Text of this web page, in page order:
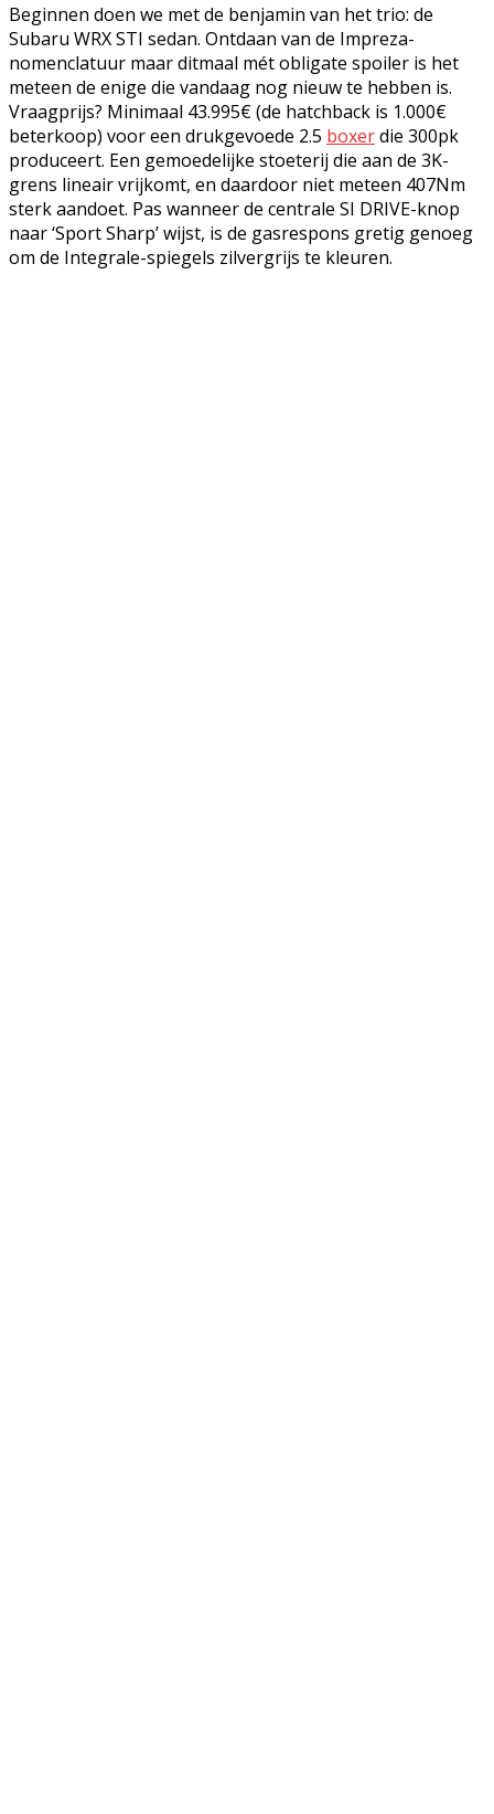
Beginnen doen we met de benjamin van het trio: de
Subaru WRX STI sedan. Ontdaan van de Impreza-
nomenclatuur maar ditmaal mét obligate spoiler is het
meteen de enige die vandaag nog nieuw te hebben is.
Vraagprijs? Minimaal 43.995€ (de hatchback is 1.000€
beterkoop) voor een drukgevoede 2.5 boxerdie 300pk
produceert. Een gemoedelijke stoeterij die aan de 3K-
grens lineair vrijkomt, en daardoor niet meteen 407Nm
sterk aandoet. Pas wanneer de centrale SI DRIVE-knop
naar ‘Sport Sharp’ wijst, is de gasrespons gretig genoeg
om de Integrale-spiegels zilvergrijs te kleuren.